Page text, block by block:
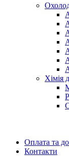
Хімія
Оплата та
Контакти